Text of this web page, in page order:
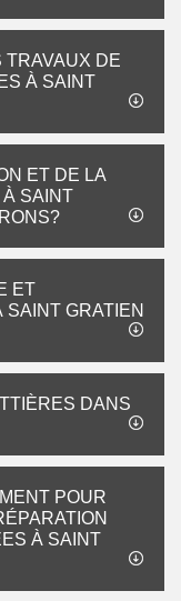
TRAVAUX DE
À SAINT
ET DE LA
SAINT
ET
SAINT GRATIEN
DANS
POUR
À SAINT